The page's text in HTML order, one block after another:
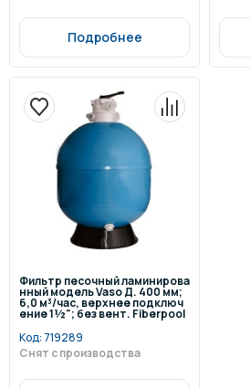
Подробнее
Фильтр песочный ламинирова
нный модель Vaso Д. 400 мм;
6,0 м³/час, верхнее подключ
ение 1½"; без вент. Fiberpool
/ZVT4001/
Код: 719289
Снят с производства